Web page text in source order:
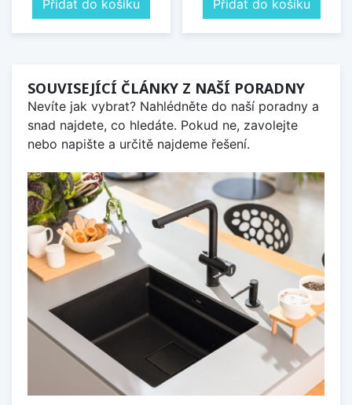
Přidat do košíku Přidat do košíku
SOUVISEJÍCÍ ČLÁNKY Z NAŠÍ PORADNY
Nevíte jak vybrat? Nahlédněte do naší poradny a
snad najdete, co hledáte. Pokud ne, zavolejte
nebo napište a určitě najdeme řešení.